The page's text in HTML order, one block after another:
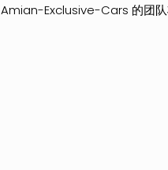
Amian-Exclusive-Cars 的团